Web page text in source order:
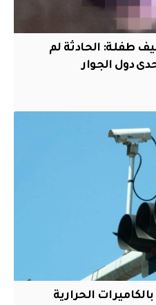
طفلة: الحادثة لم
دول الجوار
50 تقاطعاً بالكاميرات الحرارية